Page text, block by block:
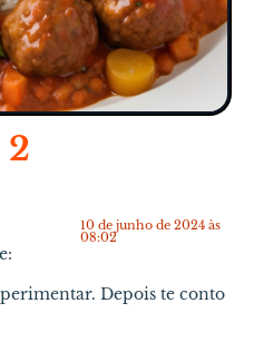
2
10 de junho de 2024 às
08:02
Depois te conto